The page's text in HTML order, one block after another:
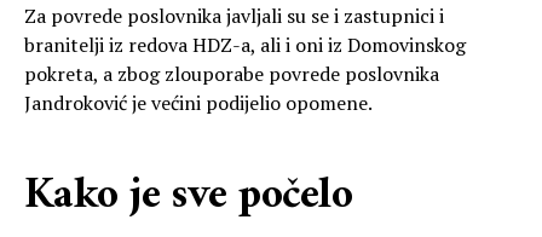
Za povrede poslovnika javljali su se i zastupnici i
branitelji iz redova HDZ-a, ali i oni iz Domovinskog
pokreta, a zbog zlouporabe povrede poslovnika
Jandroković je većini podijelio opomene.
Kako je sve počelo